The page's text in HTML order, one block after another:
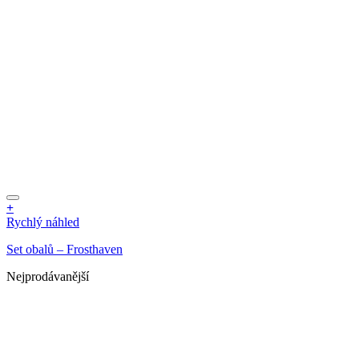
+
Rychlý náhled
Set obalů – Frosthaven
Nejprodávanější